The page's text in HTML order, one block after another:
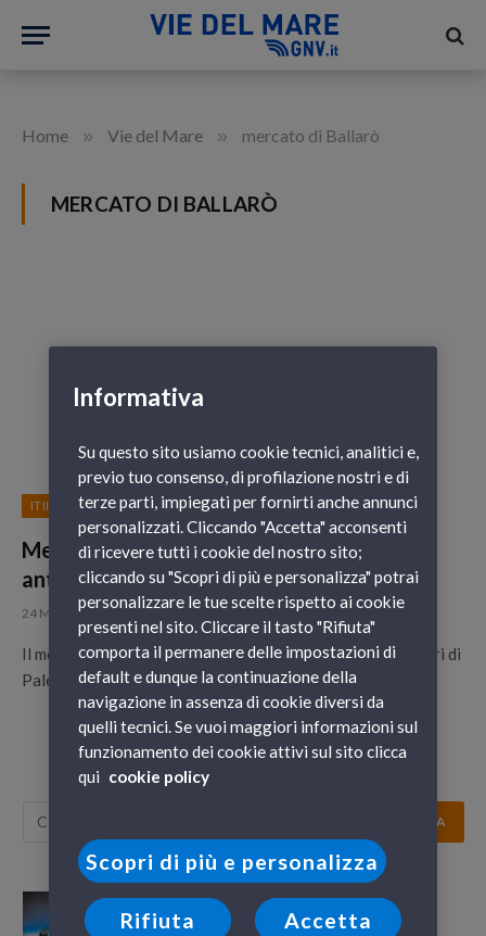
Home » Vie del Mare » mercato di Ballarò
MERCATO DI BALLARÒ
ITINERARI
Mercato di Ballarò a Palermo, il cuore più
antico della città
24 Marzo 2016
Il mercato di Ballarò è uno dei più antichi mercati alimentari di
Palermo, il luogo ideale per fare un tuffo…
GNV Orion: il futuro prende il largo da
Genova, tra emozione e innovazione
Informativa
Su questo sito usiamo cookie tecnici, analitici e,
previo tuo consenso, di profilazione nostri e di
terze parti, impiegati per fornirti anche annunci
personalizzati. Cliccando "Accetta" acconsenti
di ricevere tutti i cookie del nostro sito;
cliccando su "Scopri di più e personalizza" potrai
personalizzare le tue scelte rispetto ai cookie
presenti nel sito. Cliccare il tasto "Rifiuta"
comporta il permanere delle impostazioni di
default e dunque la continuazione della
navigazione in assenza di cookie diversi da
quelli tecnici. Se vuoi maggiori informazioni sul
funzionamento dei cookie attivi sul sito clicca
qui cookie policy
Scopri di più e personalizza
Rifiuta Accetta